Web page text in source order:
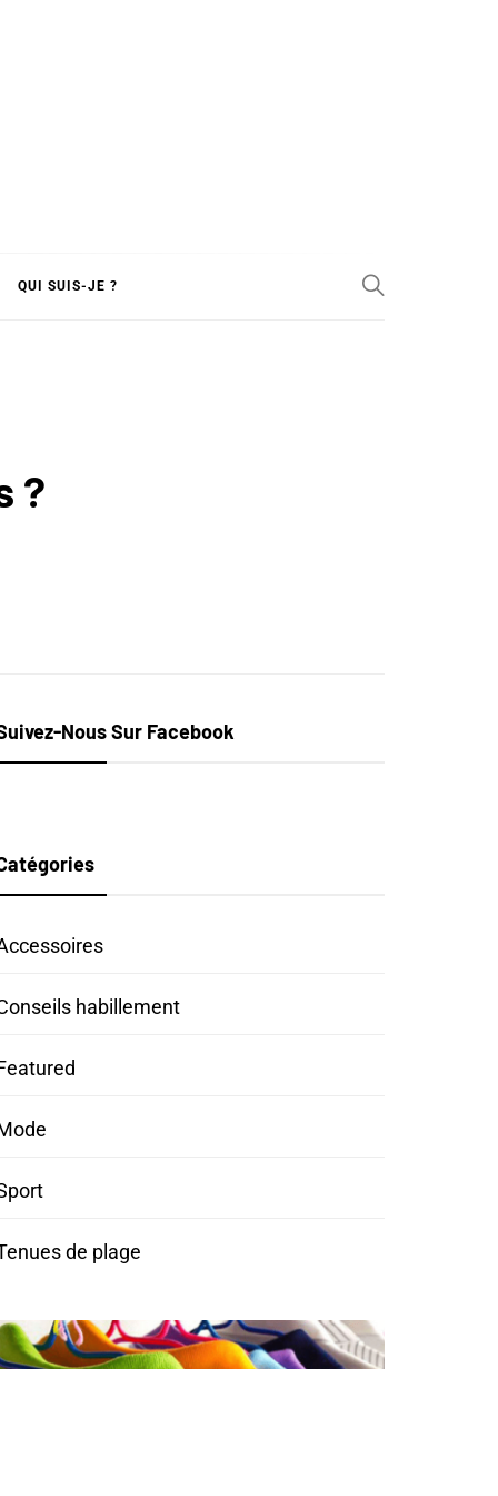
QUI SUIS-JE ?
?
Nous Sur Facebook
habillement
de plage